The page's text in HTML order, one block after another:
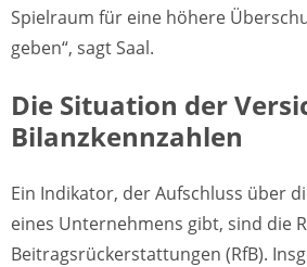
Spielraum für eine höhere
geben“, sagt Saal.
Die Situation der
Bilanzkennzahlen
Ein Indikator, der Aufschluss über
eines Unternehmens gibt, sind die
Beitragsrückerstattungen (RfB).